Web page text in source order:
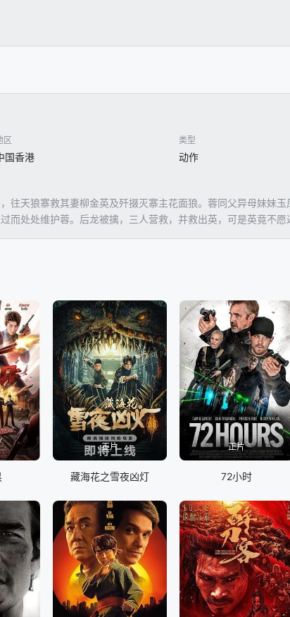
区
国香港
类型
动作
往天狼寨救其妻柳金英及歼掇灭寨主花面狼。蓉同父异母妹妹
而处处维护蓉。后龙被擒，三人营救，并救出英，可是英竟不
正片
藏海花之雪夜凶灯
正片
72小时